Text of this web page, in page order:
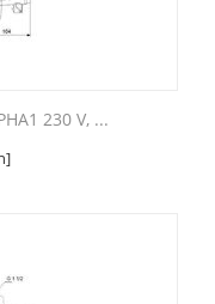
230 V, ...